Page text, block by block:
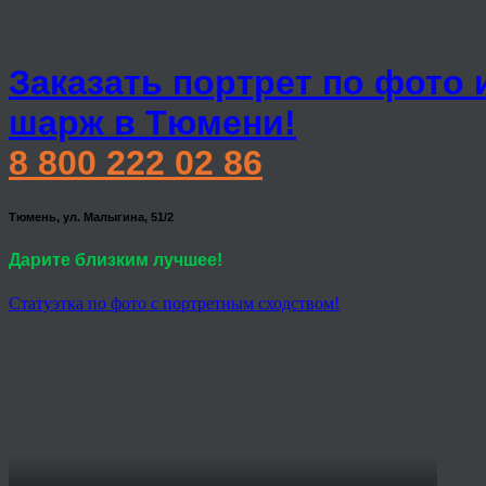
Заказать портрет по фото
шарж в Тюмени!
8 800 222 02 86
Тюмень, ул. Малыгина, 51/2
Дарите близким лучшее!
Статуэтка по фото с портретным сходством!